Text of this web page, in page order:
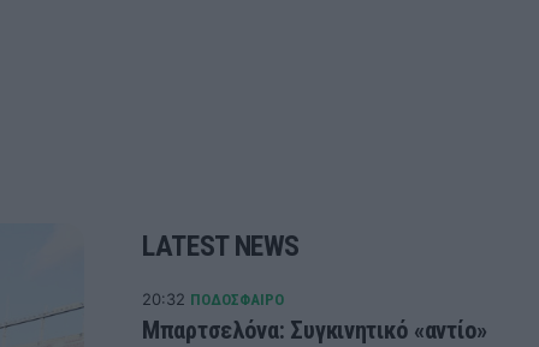
LATEST NEWS
20:32 ΠΟΔΟΣΦΑΙΡΟ
Μπαρτσελόνα: Συγκινητικό «αντίο»